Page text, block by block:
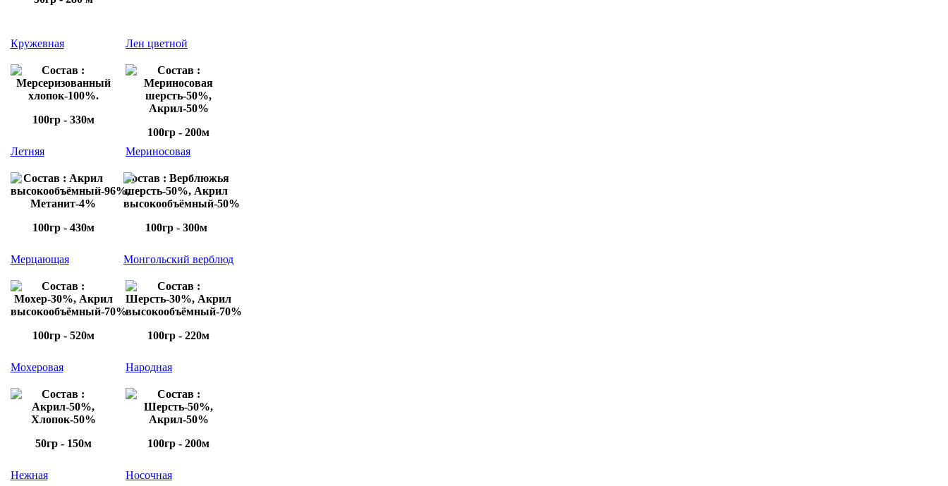
Кружевная Лен цветной
Состав :
Мерсеризованный
хлопок-100%.
100гр - 330м
Летняя
Состав :
Мериносовая
шерсть-50%,
Акрил-50%
100гр - 200м
Мериносовая
Состав : Акрил
высокообъёмный-96%,
Метанит-4%
100гр - 430м
Мерцающая
Состав : Верблюжья
шерсть-50%, Акрил
высокообъёмный-50%
100гр - 300м
Монгольский верблюд
Состав :
Мохер-30%, Акрил
высокообъёмный-70%
100гр - 520м
Мохеровая
Состав :
Шерсть-30%, Акрил
высокообъёмный-70%
100гр - 220м
Народная
Состав :
Акрил-50%,
Хлопок-50%
50гр - 150м
Нежная
Состав :
Шерсть-50%,
Акрил-50%
100гр - 200м
Носочная